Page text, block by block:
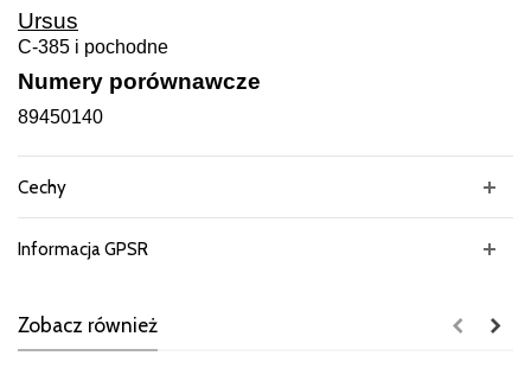
Ursus
C-385 i pochodne
Numery porównawcze
89450140
Cechy
Informacja GPSR
Zobacz również